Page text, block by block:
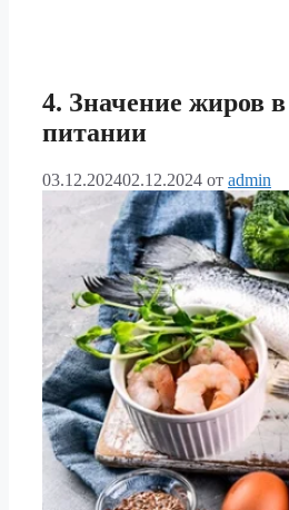
4. Значение жиров в
питании
03.12.202402.12.2024 от admin